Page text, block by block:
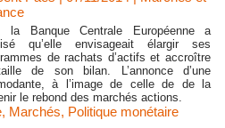
la Banque Centrale Européenne a
qu’elle envisageait élargir ses
de rachats d’actifs et accroître
de son bilan. L’annonce d’une
à l’image de celle de de la
le rebond des marchés actions.
, Marchés, Politique monétaire